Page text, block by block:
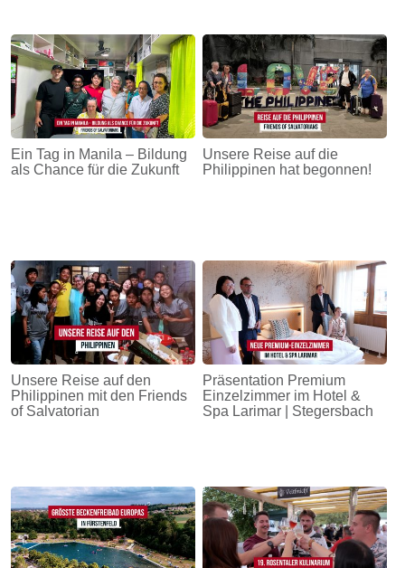
Ein Tag in Manila – Bildung
als Chance für die Zukunft
Unsere Reise auf die
Philippinen hat begonnen!
Unsere Reise auf den
Philippinen mit den Friends
of Salvatorian
Präsentation Premium
Einzelzimmer im Hotel &
Spa Larimar | Stegersbach